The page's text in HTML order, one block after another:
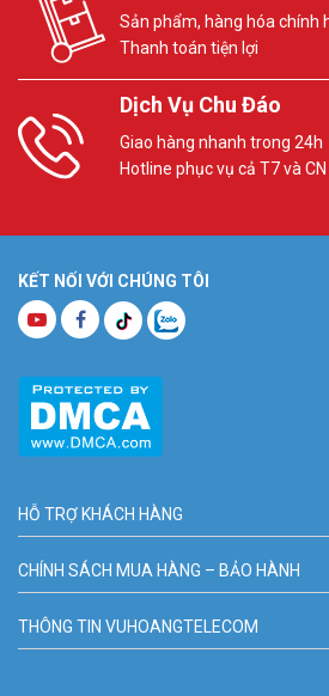
Sản phẩm, hàng hóa chính
Thanh toán tiện lợi
Dịch Vụ Chu Đáo
Giao hàng nhanh trong 24h
Hotline phục vụ cả T7 và CN
KẾT NỐI VỚI CHÚNG TÔI
HỖ TRỢ KHÁCH HÀNG
CHÍNH SÁCH MUA HÀNG – BẢO HÀNH
THÔNG TIN VUHOANGTELECOM